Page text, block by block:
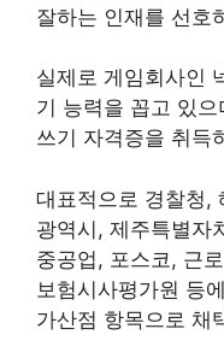
잘하는 인재를 선호
실제로 게임회사인
기 능력을 꼽고 있
쓰기 자격증을 취득
대표적으로 경찰청,
광역시, 제주특별자
중공업, 포스코, 근
보험시사평가원 등
가산점 항목으로 채